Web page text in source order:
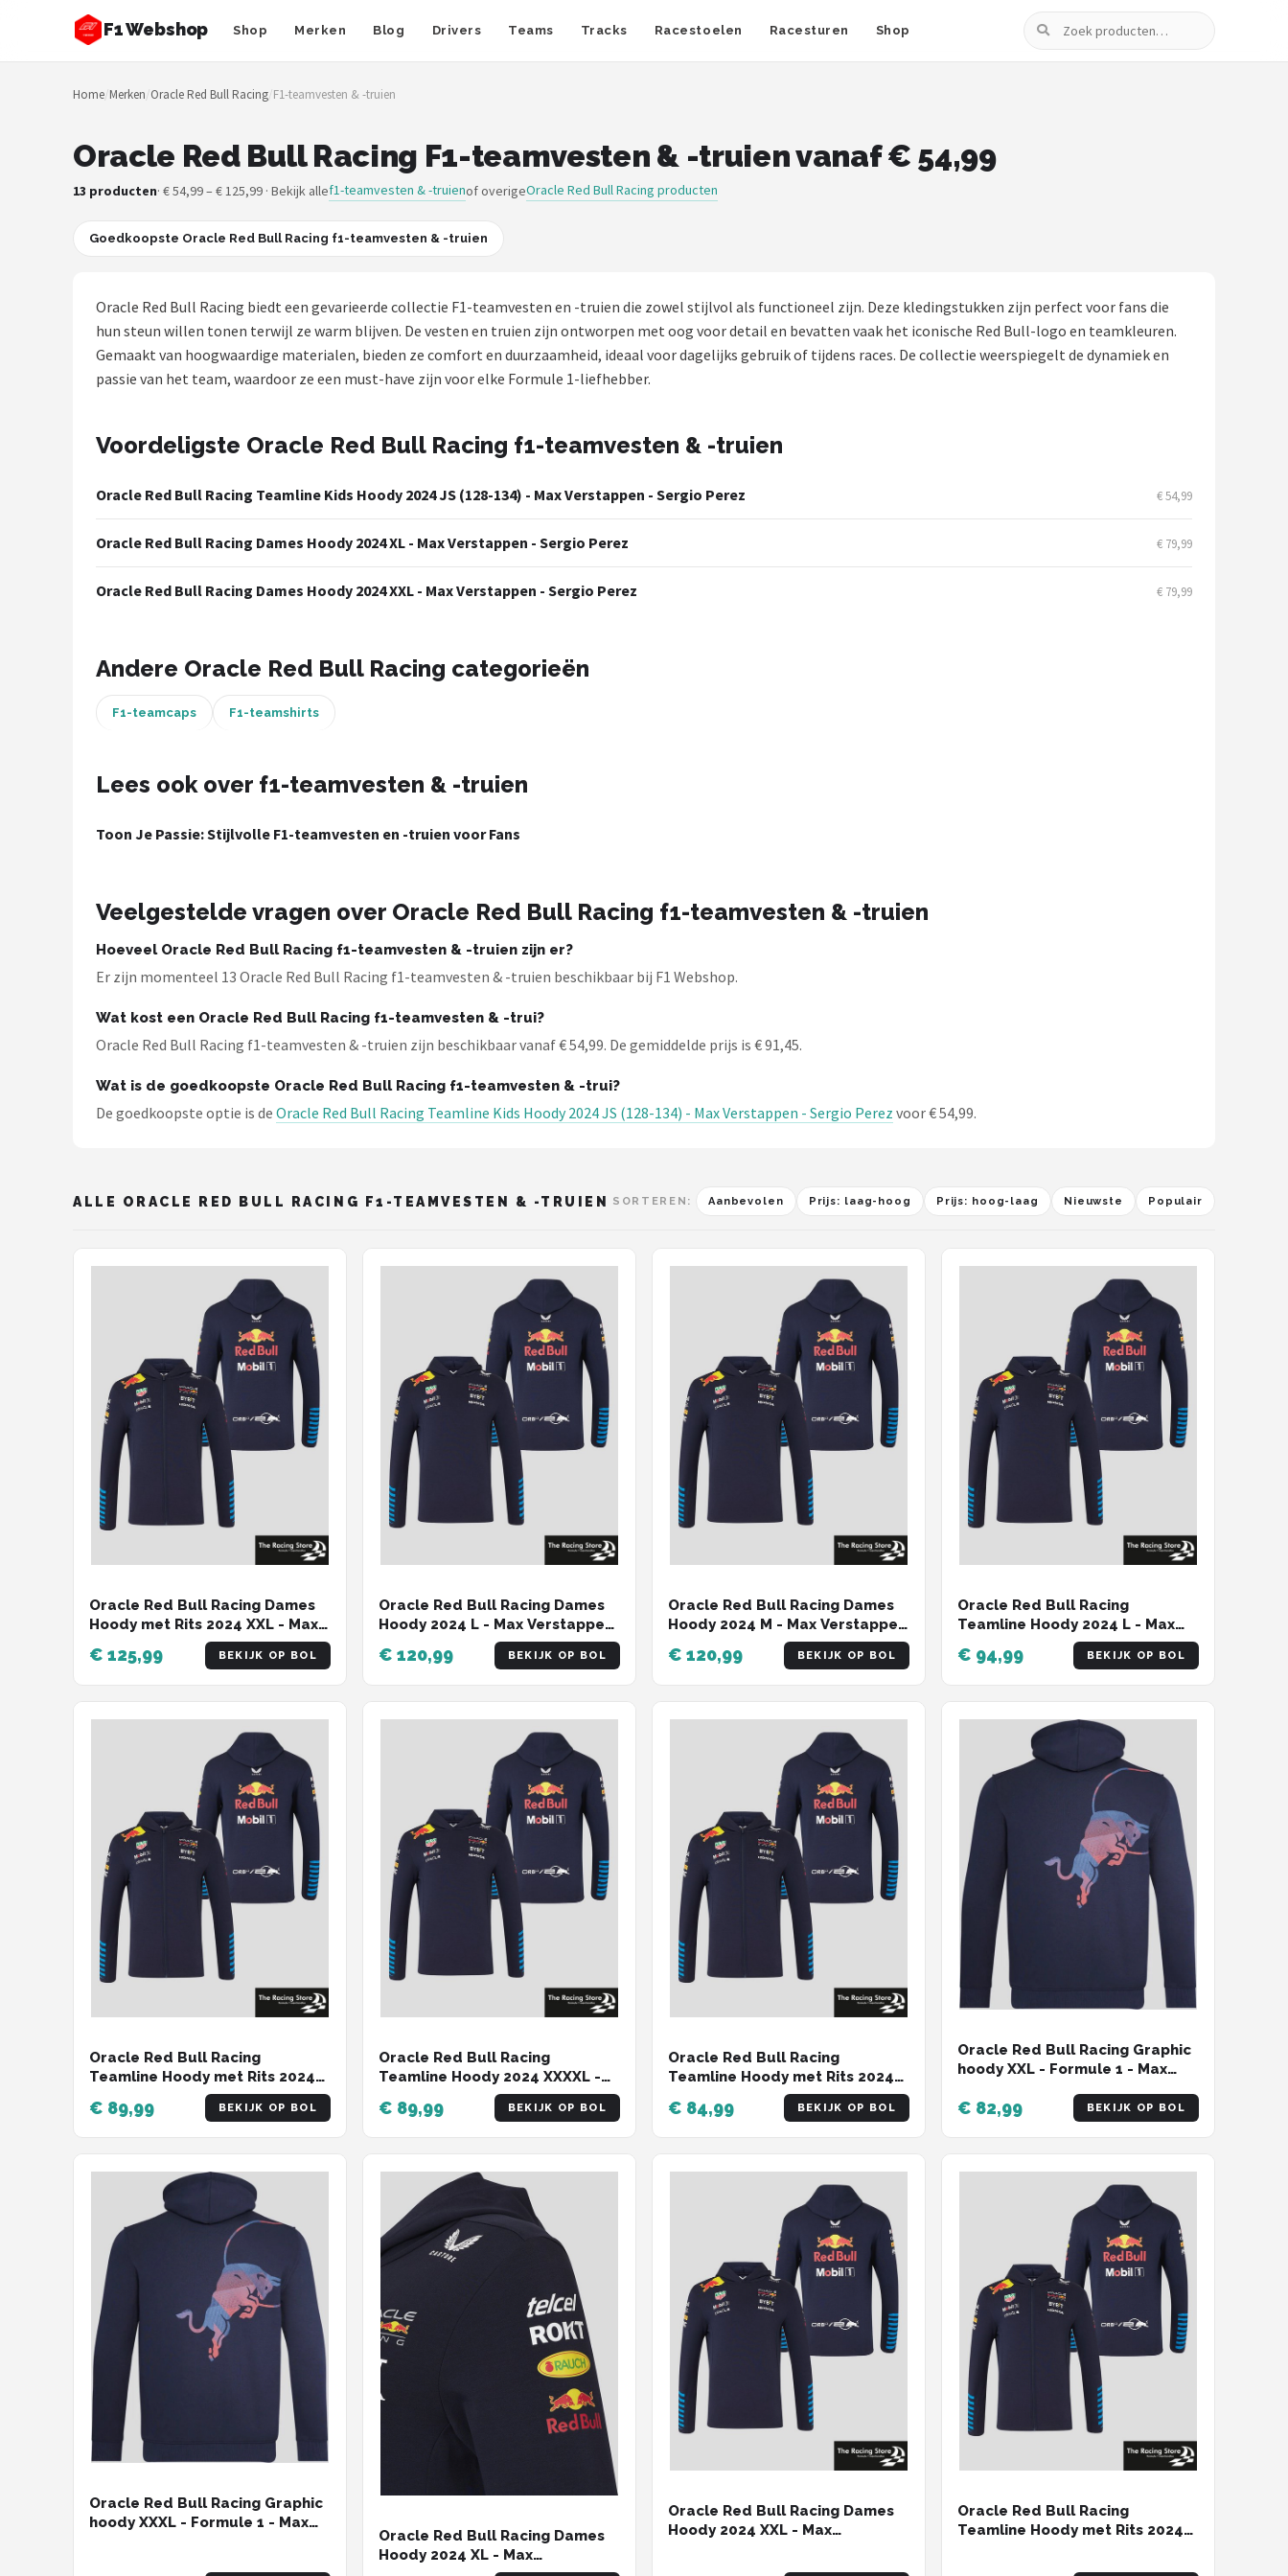
F1 Webshop Shop Merken Blog Drivers Teams Tracks Racestoelen Racesturen Shop
Zoeken
Zoeken
NAVIGATIE
Merken
POPULAIRE MERKEN
Red Bull
Next Level Racing
Oracle Red Bull Racing
Alle merken →
Home/Merken/Oracle Red Bull Racing/F1-teamvesten & -truien
Oracle Red Bull Racing F1-teamvesten & -truien vanaf € 54,99
13 producten· € 54,99 – € 125,99 · Bekijk allef1-teamvesten & -truienof overigeOracle Red Bull Racing producten
Goedkoopste Oracle Red Bull Racing f1-teamvesten & -truien
Oracle Red Bull Racing biedt een gevarieerde collectie F1-teamvesten en -truien die zowel stijlvol als functioneel zijn. Deze kledingstukken zijn perfect voor fans die
hun steun willen tonen terwijl ze warm blijven. De vesten en truien zijn ontworpen met oog voor detail en bevatten vaak het iconische Red Bull-logo en teamkleuren.
Gemaakt van hoogwaardige materialen, bieden ze comfort en duurzaamheid, ideaal voor dagelijks gebruik of tijdens races. De collectie weerspiegelt de dynamiek en
passie van het team, waardoor ze een must-have zijn voor elke Formule 1-liefhebber.
Voordeligste Oracle Red Bull Racing f1-teamvesten & -truien
Oracle Red Bull Racing Teamline Kids Hoody 2024 JS (128-134) - Max Verstappen - Sergio Perez € 54,99
Oracle Red Bull Racing Dames Hoody 2024 XL - Max Verstappen - Sergio Perez € 79,99
Oracle Red Bull Racing Dames Hoody 2024 XXL - Max Verstappen - Sergio Perez € 79,99
Andere Oracle Red Bull Racing categorieën
F1-teamcaps F1-teamshirts
Lees ook over f1-teamvesten & -truien
Toon Je Passie: Stijlvolle F1-teamvesten en -truien voor Fans
Veelgestelde vragen over Oracle Red Bull Racing f1-teamvesten & -truien
Hoeveel Oracle Red Bull Racing f1-teamvesten & -truien zijn er?
Er zijn momenteel 13 Oracle Red Bull Racing f1-teamvesten & -truien beschikbaar bij F1 Webshop.
Wat kost een Oracle Red Bull Racing f1-teamvesten & -trui?
Oracle Red Bull Racing f1-teamvesten & -truien zijn beschikbaar vanaf € 54,99. De gemiddelde prijs is € 91,45.
Wat is de goedkoopste Oracle Red Bull Racing f1-teamvesten & -trui?
De goedkoopste optie is de Oracle Red Bull Racing Teamline Kids Hoody 2024 JS (128-134) - Max Verstappen - Sergio Perez voor € 54,99.
ALLE ORACLE RED BULL RACING F1-TEAMVESTEN & -TRUIEN SORTEREN: Aanbevolen Prijs: laag-hoog Prijs: hoog-laag Nieuwste Populair
Oracle Red Bull Racing Dames
Hoody met Rits 2024 XXL - Max
Verstappen - Sergio Perez -
Vest
€ 125,99 BEKIJK OP BOL
Oracle Red Bull Racing Dames
Hoody 2024 L - Max Verstappen
€ 120,99 BEKIJK OP BOL
Oracle Red Bull Racing Dames
Hoody 2024 M - Max Verstappen
€ 120,99 BEKIJK OP BOL
Oracle Red Bull Racing
Teamline Hoody 2024 L - Max
Verstappen - Sergio Perez
€ 94,99 BEKIJK OP BOL
Oracle Red Bull Racing
Teamline Hoody met Rits 2024
XXXXL - Max Verstappen -
Sergio Perez
€ 89,99 BEKIJK OP BOL
Oracle Red Bull Racing
Teamline Hoody 2024 XXXXL -
Max Verstappen - Sergio Perez
€ 89,99 BEKIJK OP BOL
Oracle Red Bull Racing
Teamline Hoody met Rits 2024
XL - Max Verstappen - Sergio
Perez
€ 84,99 BEKIJK OP BOL
Oracle Red Bull Racing Graphic
hoody XXL - Formule 1 - Max
€ 82,99 BEKIJK OP BOL
Oracle Red Bull Racing Graphic
hoody XXXL - Formule 1 - Max
Oracle Red Bull Racing Dames
Hoody 2024 XL - Max
Oracle Red Bull Racing Dames
Hoody 2024 XXL - Max
Oracle Red Bull Racing
Teamline Hoody met Rits 2024